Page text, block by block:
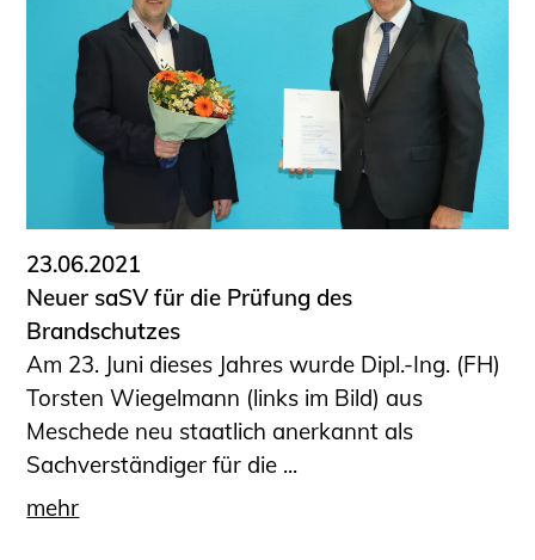
23.06.2021
Neuer saSV für die Prüfung des
Brandschutzes
Am 23. Juni dieses Jahres wurde Dipl.-Ing. (FH)
Torsten Wiegelmann (links im Bild) aus
Meschede neu staatlich anerkannt als
Sachverständiger für die ...
mehr